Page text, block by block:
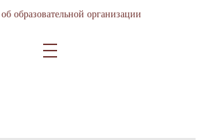
образовательной организации